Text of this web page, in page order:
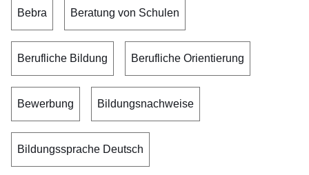
Bebra Beratung von Schulen
Berufliche Bildung Berufliche Orientierung
Bewerbung Bildungsnachweise
Bildungssprache Deutsch